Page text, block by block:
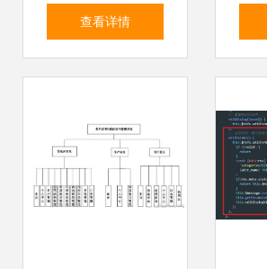
载指南 轻松获取
件
查看详情
发